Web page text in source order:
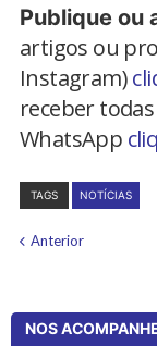
Publique ou
artigos ou
Instagram)
receber
WhatsApp
TAGS NOTÍCIAS
Anterior
NOS